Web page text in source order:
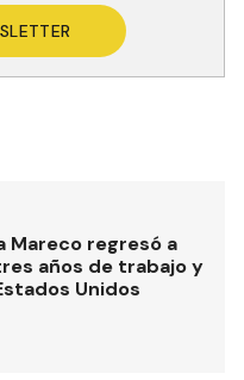
Mareco regresó a
años de trabajo y
Unidos